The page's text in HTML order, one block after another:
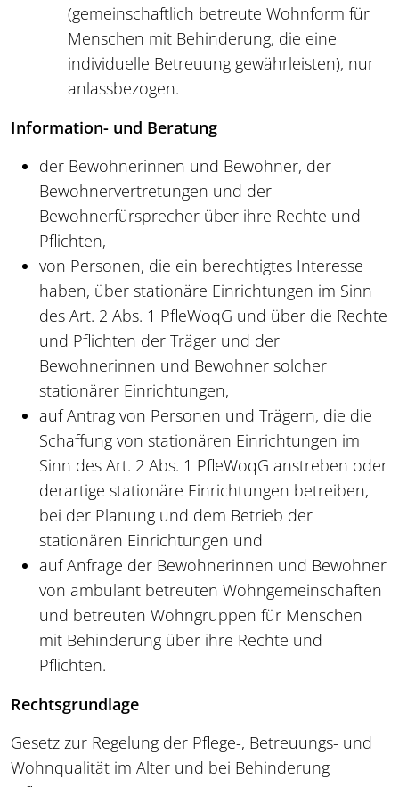
(gemeinschaftlich betreute Wohnform für
Menschen mit Behinderung, die eine
individuelle Betreuung gewährleisten), nur
anlassbezogen.
Information- und Beratung
der Bewohnerinnen und Bewohner, der
Bewohnervertretungen und der
Bewohnerfürsprecher über ihre Rechte und
Pflichten,
von Personen, die ein berechtigtes Interesse
haben, über stationäre Einrichtungen im Sinn
des Art. 2 Abs. 1 PfleWoqG und über die Rechte
und Pflichten der Träger und der
Bewohnerinnen und Bewohner solcher
stationärer Einrichtungen,
auf Antrag von Personen und Trägern, die die
Schaffung von stationären Einrichtungen im
Sinn des Art. 2 Abs. 1 PfleWoqG anstreben oder
derartige stationäre Einrichtungen betreiben,
bei der Planung und dem Betrieb der
stationären Einrichtungen und
auf Anfrage der Bewohnerinnen und Bewohner
von ambulant betreuten Wohngemeinschaften
und betreuten Wohngruppen für Menschen
mit Behinderung über ihre Rechte und
Pflichten.
Rechtsgrundlage
Gesetz zur Regelung der Pflege-, Betreuungs- und
Wohnqualität im Alter und bei Behinderung